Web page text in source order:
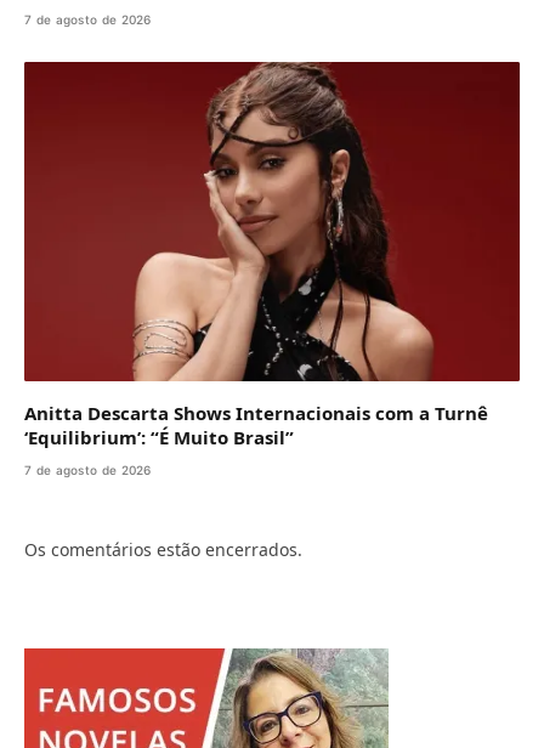
7 de agosto de 2026
Anitta Descarta Shows Internacionais com a Turnê
‘Equilibrium’: “É Muito Brasil”
7 de agosto de 2026
Os comentários estão encerrados.